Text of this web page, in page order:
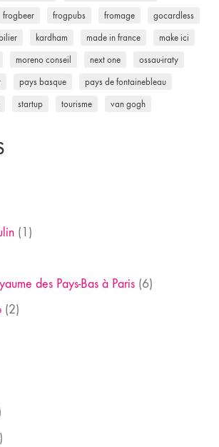
frogbeer frogpubs fromage gocardless
kardham made in france make ici
moreno conseil next one ossau-iraty
pays basque pays de fontainebleau
startup tourisme van gogh
(1)
des Pays-Bas à Paris (6)
(2)